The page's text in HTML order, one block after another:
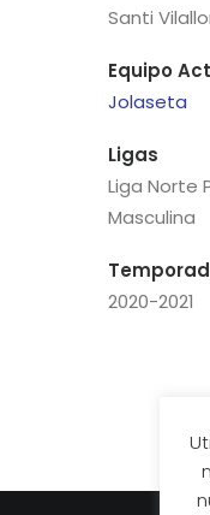
Santi
Equipo
Jolaseta
Ligas
Liga Norte
Masculina
2020-2021